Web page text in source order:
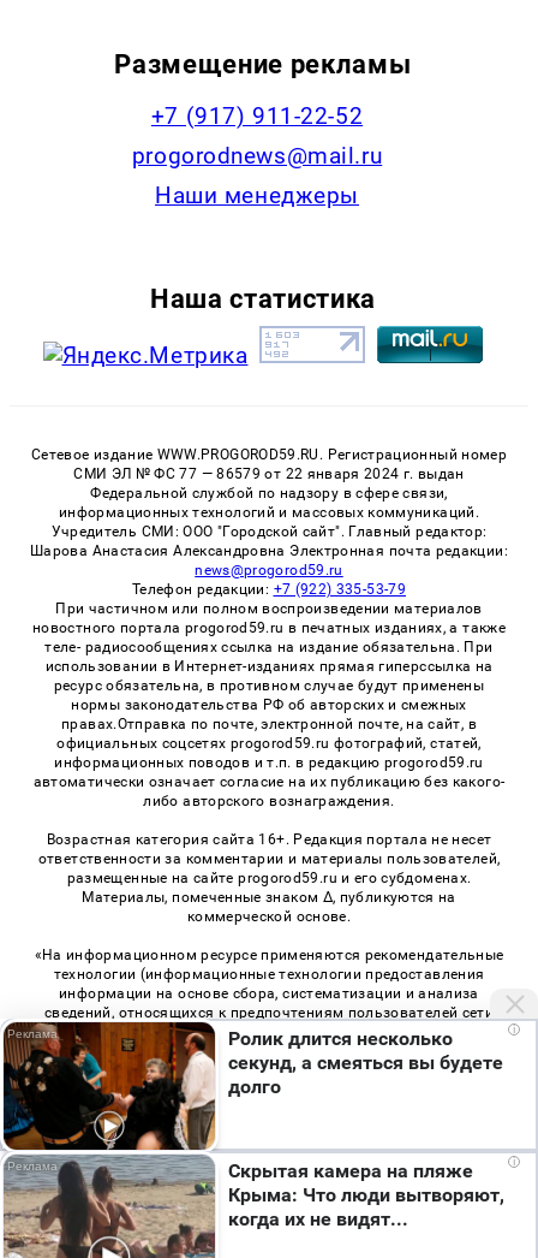
Размещение рекламы
+7 (917) 911-22-52
progorodnews@mail.ru
Наши менеджеры
Наша статистика
Сетевое издание WWW.PROGOROD59.RU. Регистрационный номер
СМИ ЭЛ № ФС 77 — 86579 от 22 января 2024 г. выдан
Федеральной службой по надзору в сфере связи,
информационных технологий и массовых коммуникаций.
Учредитель СМИ: ООО "Городской сайт". Главный редактор:
Шарова Анастасия Александровна Электронная почта редакции:
news@progorod59.ru
Телефон редакции: +7 (922) 335-53-79
При частичном или полном воспроизведении материалов
новостного портала progorod59.ru в печатных изданиях, а также
теле- радиосообщениях ссылка на издание обязательна. При
использовании в Интернет-изданиях прямая гиперссылка на
ресурс обязательна, в противном случае будут применены
нормы законодательства РФ об авторских и смежных
правах.Отправка по почте, электронной почте, на сайт, в
официальных соцсетях progorod59.ru фотографий, статей,
информационных поводов и т.п. в редакцию progorod59.ru
автоматически означает согласие на их публикацию без какого-
либо авторского вознаграждения.
Возрастная категория сайта 16+. Редакция портала не несет
ответственности за комментарии и материалы пользователей,
размещенные на сайте progorod59.ru и его субдоменах.
Материалы, помеченные знаком Δ, публикуются на
коммерческой основе.
«На информационном ресурсе применяются рекомендательные
технологии (информационные технологии предоставления
информации на основе сбора, систематизации и анализа
сведений, относящихся к предпочтениям пользователей сети
«Интернет», находящихся на территории Российской
Федерации)». Правила применения рекомендательных
технологий в виджетах рекламно-обменной сети«СМИ2» (PDF),
«Sparrow» (PDF)
© 2026 «Про Город Пермь» | Все права защищены
Возрастная категория сайта 16+
Политика конфиденциальности
i
Ролик длится несколько
секунд, а смеяться вы будете
долго
i
Скрытая камера на пляже
Крыма: Что люди вытворяют,
когда их не видят...